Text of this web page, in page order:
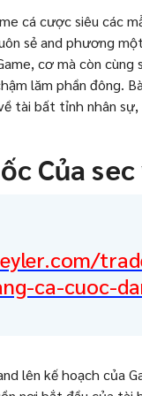
cá cược siêu các
sẻ and phương
cơ mà còn cùng
lăm phần đông.
tài bất tỉnh nhân
Của
ca-cuoc-
lên kế hoạch của